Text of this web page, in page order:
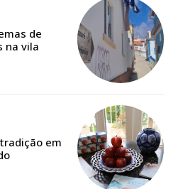
à Quinta-feira em sua
online
Exclusivos para
de
na vila
em